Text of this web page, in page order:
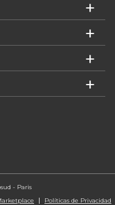
- Paris
Políticas de Privacidad